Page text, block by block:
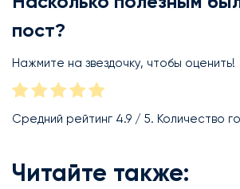
пост?
Нажмите на звездочку, чтобы оценить!
Средний рейтинг 4.9 / 5. Количество
Читайте также: